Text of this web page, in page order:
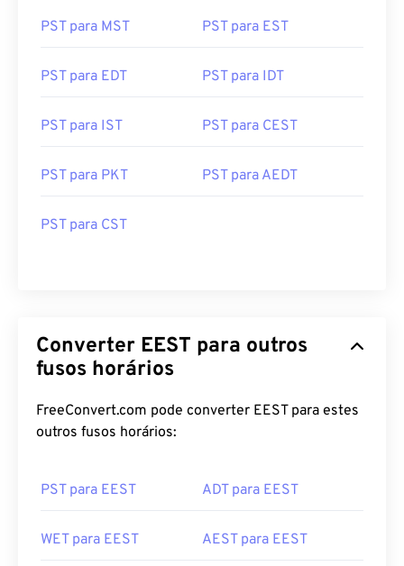
PST para MST PST para EST
PST para EDT PST para IDT
PST para IST PST para CEST
PST para PKT PST para AEDT
PST para CST
Converter EEST para outros
fusos horários
FreeConvert.com pode converter EEST para estes
outros fusos horários:
PST para EEST ADT para EEST
WET para EEST AEST para EEST